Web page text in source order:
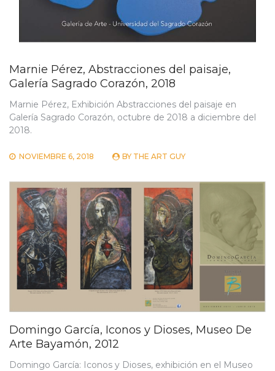
Marnie Pérez, Abstracciones del paisaje,
Galería Sagrado Corazón, 2018
Marnie Pérez, Exhibición Abstracciones del paisaje en
Galería Sagrado Corazón, octubre de 2018 a diciembre del
2018.
NOVIEMBRE 6, 2018 BY THE ART GUY
Domingo García, Iconos y Dioses, Museo De
Arte Bayamón, 2012
Domingo García: Iconos y Dioses, exhibición en el Museo